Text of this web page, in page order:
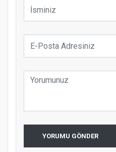
YORUMU GÖNDER